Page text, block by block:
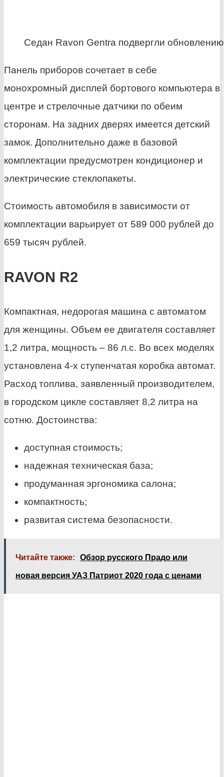
Седан Ravon Gentra подвергли обновлению
Панель приборов сочетает в себе
монохромный дисплей бортового компьютера в
центре и стрелочные датчики по обеим
сторонам. На задних дверях имеется детский
замок. Дополнительно даже в базовой
комплектации предусмотрен кондиционер и
электрические стеклопакеты.
Стоимость автомобиля в зависимости от
комплектации варьирует от 589 000 рублей до
659 тысяч рублей.
RAVON R2
Компактная, недорогая машина с автоматом
для женщины. Объем ее двигателя составляет
1,2 литра, мощность – 86 л.с. Во всех моделях
установлена 4-х ступенчатая коробка автомат.
Расход топлива, заявленный производителем,
в городском цикле составляет 8,2 литра на
сотню. Достоинства:
доступная стоимость;
надежная техническая база;
продуманная эргономика салона;
компактность;
развитая система безопасности.
Читайте также: Обзор русского Прадо или
новая версия УАЗ Патриот 2020 года с ценами